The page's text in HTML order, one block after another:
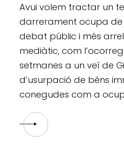
Avui volem tractar un
darrerament ocupa de
debat públic i més
mediàtic, com
setmanes a un veí de
d’usurpació de béns
conegudes com a